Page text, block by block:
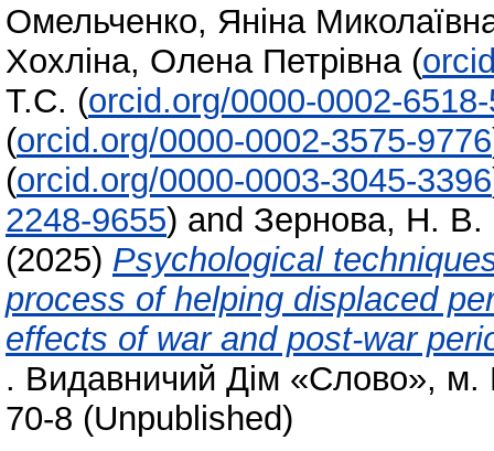
Омельченко, Яніна
Хохліна, Олена Петрівна (
Т.С. (orcid.org/0000-0002-
(orcid.org/0000-0002-3575-9776
(orcid.org/0000-0003-3045-3396
2248-9655) and Зернова, Н. В.
(2025) Psychological
process of helping displaced
effects of war and post-war
. Видавничий Дім «Слово», м.
70-8 (Unpublished)